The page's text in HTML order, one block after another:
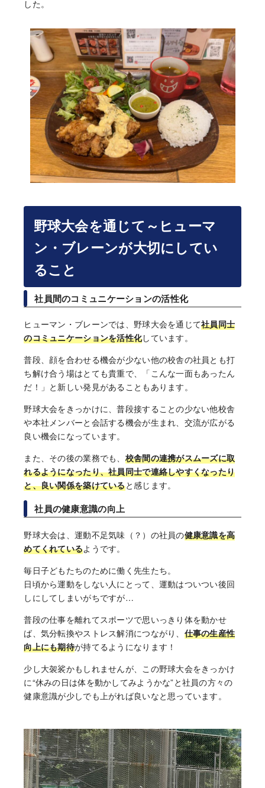
した。
野球大会を通じて～ヒューマ
ン・ブレーンが大切にしてい
ること
社員間のコミュニケーションの活性化
ヒューマン・ブレーンでは、野球大会を通じて社員同士
のコミュニケーションを活性化しています。
普段、顔を合わせる機会が少ない他の校舎の社員とも打
ち解け合う場はとても貴重で、「こんな一面もあったん
だ！」と新しい発見があることもあります。
野球大会をきっかけに、普段接することの少ない他校舎
や本社メンバーと会話する機会が生まれ、交流が広がる
良い機会になっています。
また、その後の業務でも、 校舎間の連携がスムーズに取
れるようになったり、社員同士で連絡しやすくなったり
と、良い関係を築けていると感じます。
社員の健康意識の向上
野球大会は、運動不足気味（？）の社員の健康意識を高
めてくれているようです。
毎日子どもたちのために働く先生たち。
日頃から運動をしない人にとって、運動はついつい後回
しにしてしまいがちですが…
普段の仕事を離れてスポーツで思いっきり体を動かせ
ば、気分転換やストレス解消につながり、 仕事の生産性
向上にも期待が持てるようになります！
少し大袈裟かもしれませんが、この野球大会をきっかけ
に“休みの日は体を動かしてみようかな”と社員の方々の
健康意識が少しでも上がれば良いなと思っています。